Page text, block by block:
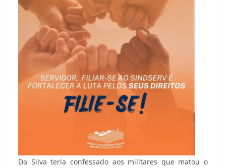
Da Silva teria confessado aos militares que matou o